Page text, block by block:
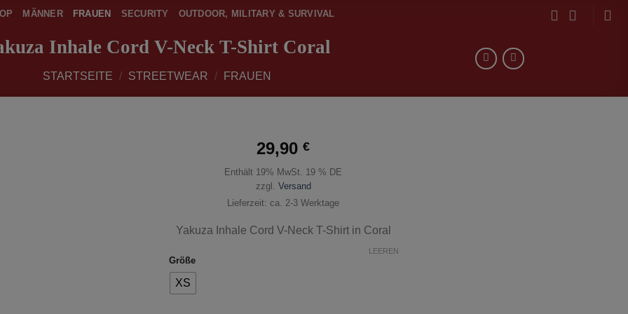
MÄNNER FRAUEN SECURITY OUTDOOR, MILITARY & SURVIVAL
Inhale Cord V-Neck T-Shirt Coral
STARTSEITE / STREETWEAR / FRAUEN
29,90 €
Enthält 19% MwSt. 19 % DE
zzgl. Versand
Lieferzeit: ca. 2-3 Werktage
Yakuza Inhale Cord V-Neck T-Shirt in Coral
Größe
XS
LEEREN